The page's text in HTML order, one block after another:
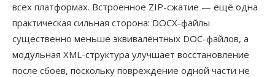
всех платформах. Встроенное ZIP-сжатие — ещё одна
практическая сильная сторона: DOCX-файлы
существенно меньше эквивалентных DOC-файлов, а
модульная XML-структура улучшает восстановление
после сбоев, поскольку повреждение одной части не